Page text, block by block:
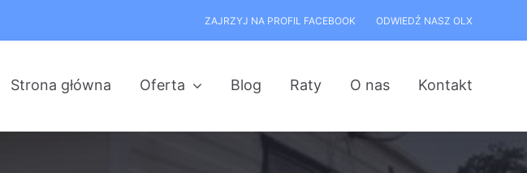
ZAJRZYJ NA PROFIL FACEBOOK ODWIEDŹ NASZ OLX
Strona główna Oferta Blog Raty O nas Kontakt